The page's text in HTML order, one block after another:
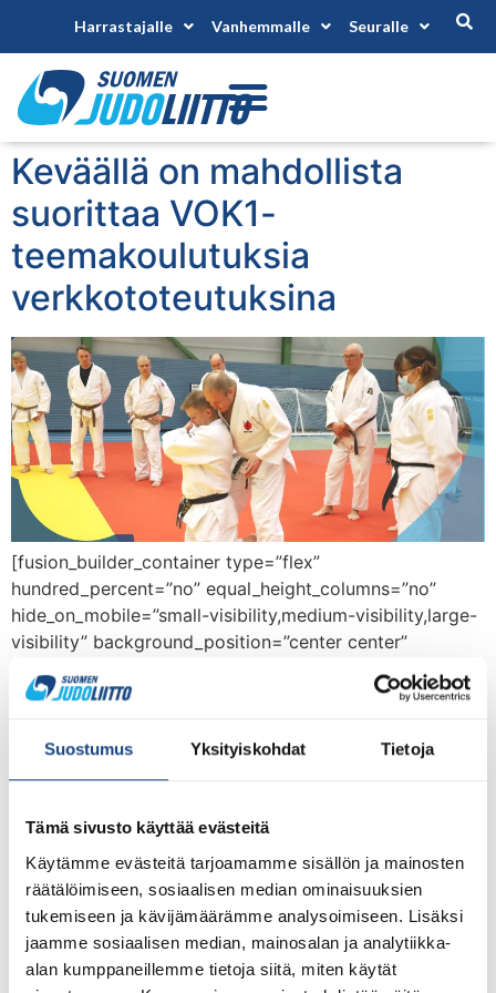
Suostumus Yksityiskohdat Tietoja
Tämä sivusto käyttää evästeitä
Käytämme evästeitä tarjoamamme sisällön ja mainosten
räätälöimiseen, sosiaalisen median ominaisuuksien
tukemiseen ja kävijämäärämme analysoimiseen. Lisäksi
jaamme sosiaalisen median, mainosalan ja analytiikka-
alan kumppaneillemme tietoja siitä, miten käytät
Harrastajalle Vanhemmalle Seuralle
Keväällä on mahdollista
suorittaa VOK1-
teemakoulutuksia
verkkototeutuksina
[fusion_builder_container type=”flex”
hundred_percent=”no” equal_height_columns=”no”
hide_on_mobile=”small-visibility,medium-visibility,large-
visibility” background_position=”center center”
background_parallax=”none” parallax_speed=”0.3″
video_mute=”yes” border_style=”solid”]
[fusion_builder_row][fusion_builder_column type=”1_1″
border_style=”solid” border_position=”all”
spacing=”yes” background_repeat=”no-repeat”
margin_top=”0px” margin_bottom=”0px”
animation_speed=”0.3″ animation_direction=”left”
hide_on_mobile=”small-visibility,medium-visibility,large-
visibility” center_content=”no” last=”no”
hover_type=”none” min_height=”” link=””][fusion_text]